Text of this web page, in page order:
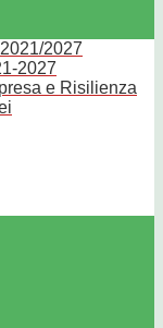
2027
2027
e Risilienza